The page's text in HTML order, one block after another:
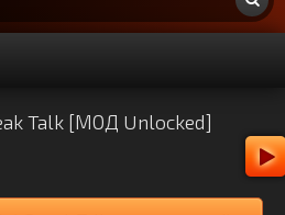
Talk [МОД Unlocked]